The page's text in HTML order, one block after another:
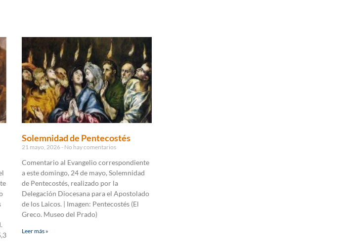
Solemnidad de Pentecostés
21 mayo, 2026 No hay comentarios
Comentario al Evangelio correspondiente
a este domingo, 24 de mayo, Solemnidad
de Pentecostés, realizado por la
Delegación Diocesana para el Apostolado
de los Laicos. | Imagen: Pentecostés (El
Greco. Museo del Prado)
Leer más »